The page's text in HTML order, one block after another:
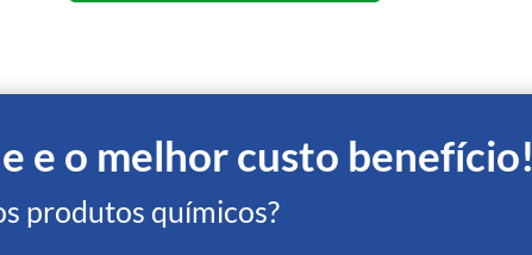
e o melhor custo benefício!
produtos químicos?